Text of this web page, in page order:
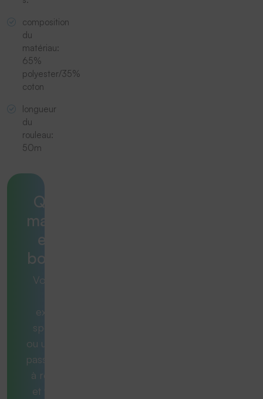
composition
du
matériau:
65%
polyester/35%
coton
longueur
du
rouleau:
50m
Quelle
machine
est la
bonne ?
Vous avez
exigence
spécifique
ou une tâche
passionnante
à résoudre
et vous ne